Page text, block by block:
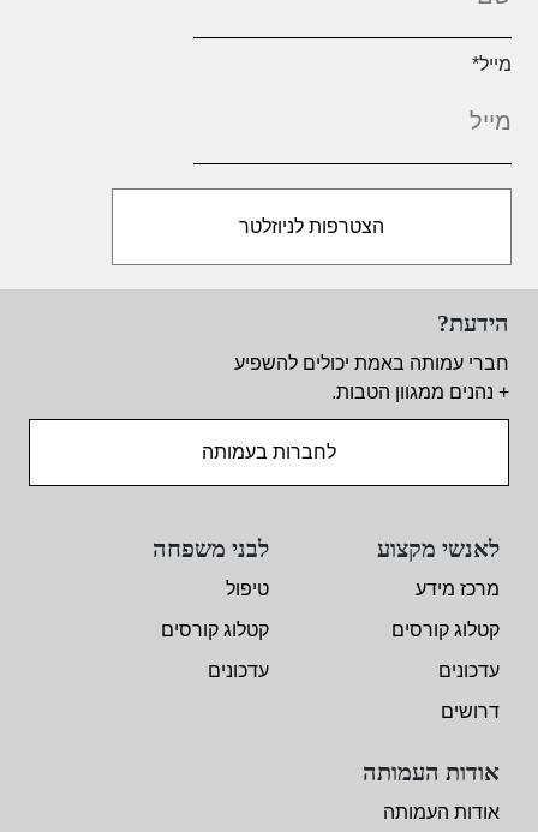
מייל*
הידעת?
חברי עמותה באמת יכולים להשפיע
+ נהנים ממגוון הטבות.
לחברות בעמותה
אודות העמותה
אודות העמותה
לאנשי מקצוע
מרכז מידע
קטלוג קורסים
עדכונים
דרושים
לבני משפחה
טיפול
קטלוג קורסים
עדכונים